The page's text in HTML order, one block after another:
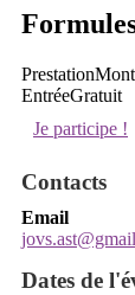
Prestation
EntréeGratuit
Je participe !
Contacts
Email
Dates de